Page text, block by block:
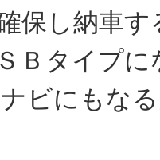
保し納車す
Ｂタイプに
ビにもなる